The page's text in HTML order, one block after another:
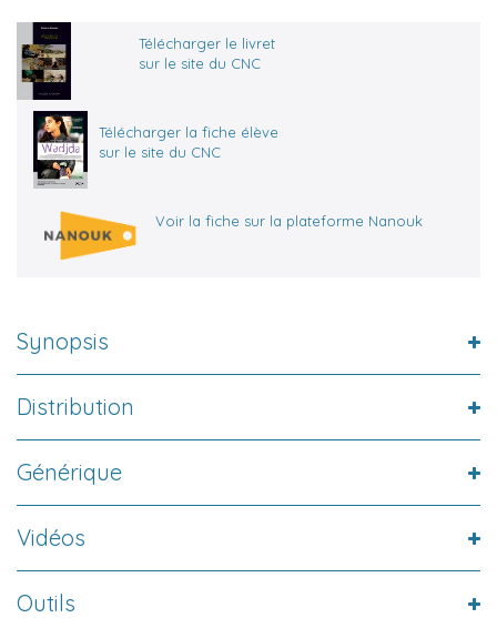
Télécharger le livret
sur le site du CNC
Télécharger la fiche élève
sur le site du CNC
Voir la fiche sur la plateforme Nanouk
Synopsis
Distribution
Générique
Vidéos
Outils